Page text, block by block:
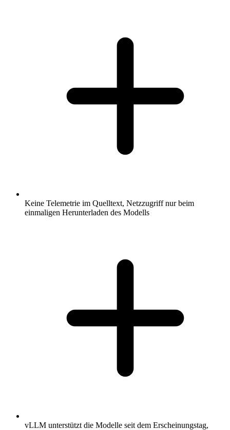
Keine Telemetrie im Quelltext, Netzzugriff nur beim
einmaligen Herunterladen des Modells
vLLM unterstützt die Modelle seit dem Erscheinungstag,